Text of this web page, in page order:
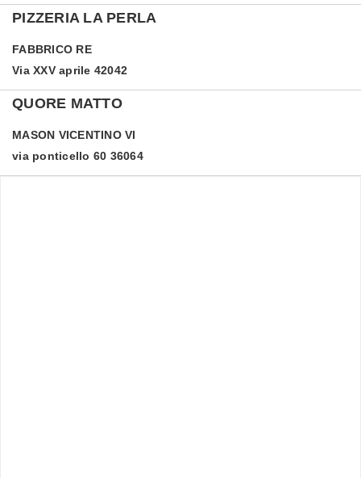
PIZZERIA LA PERLA
FABBRICO RE
Via XXV aprile 42042
QUORE MATTO
MASON VICENTINO VI
via ponticello 60 36064